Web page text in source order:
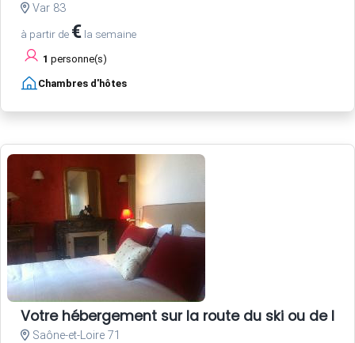
Var 83
à partir de € la semaine
1 personne(s)
Chambres d'hôtes
Votre hébergement sur la route du ski ou de la
Saône-et-Loire 71